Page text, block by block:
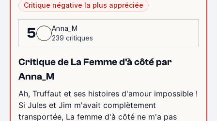
Critique négative la plus appréciée
5
Anna_M
239 critiques
Critique de La Femme d'à côté par
Anna_M
Ah, Truffaut et ses histoires d'amour impossible !
Si Jules et Jim m'avait complètement
transportée, La femme d'à côté ne m'a pas